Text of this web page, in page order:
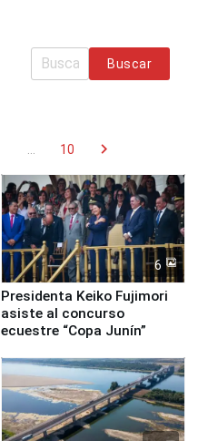
Buscar
10 chevron_right
6
Presidenta Keiko Fujimori
asiste al concurso
ecuestre “Copa Junín”